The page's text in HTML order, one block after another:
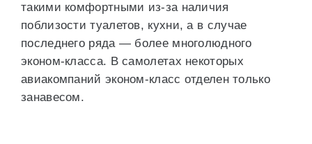
такими комфортными из-за наличия
поблизости туалетов, кухни, а в случае
последнего ряда — более многолюдного
эконом-класса. В самолетах некоторых
авиакомпаний эконом-класс отделен только
занавесом.